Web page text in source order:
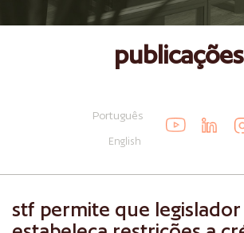
publicações
Português
English
stf permite que